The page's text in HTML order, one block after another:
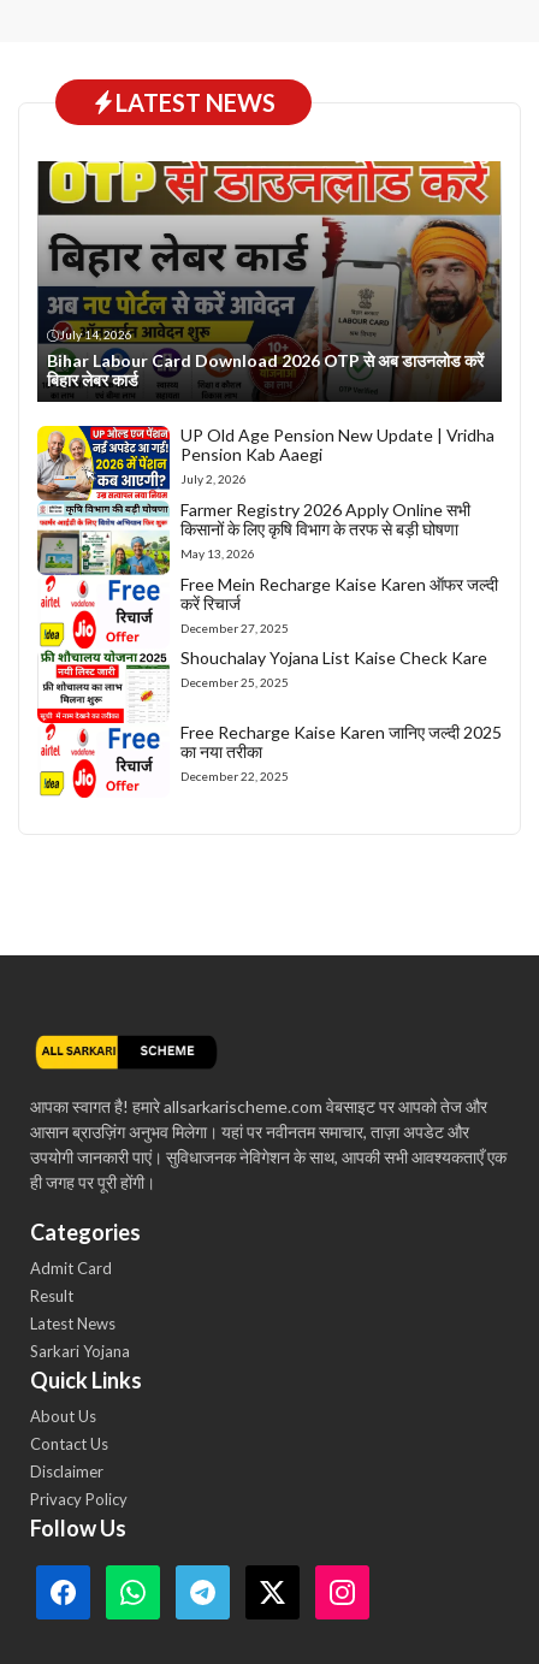
LATEST NEWS
July 14, 2026
Bihar Labour Card Download 2026 OTP से अब डाउनलोड करें
बिहार लेबर कार्ड
UP Old Age Pension New Update | Vridha
Pension Kab Aaegi
July 2, 2026
Farmer Registry 2026 Apply Online सभी
किसानों के लिए कृषि विभाग के तरफ से बड़ी घोषणा
May 13, 2026
Free Mein Recharge Kaise Karen ऑफर जल्दी
करें रिचार्ज
December 27, 2025
Shouchalay Yojana List Kaise Check Kare
December 25, 2025
Free Recharge Kaise Karen जानिए जल्दी 2025
का नया तरीका
December 22, 2025
आपका स्वागत है! हमारे allsarkarischeme.com वेबसाइट पर आपको तेज और
आसान ब्राउज़िंग अनुभव मिलेगा। यहां पर नवीनतम समाचार, ताज़ा अपडेट और
उपयोगी जानकारी पाएं। सुविधाजनक नेविगेशन के साथ, आपकी सभी आवश्यकताएँ एक
ही जगह पर पूरी होंगी।
Categories
Admit Card
Result
Latest News
Sarkari Yojana
Quick Links
About Us
Contact Us
Disclaimer
Privacy Policy
Follow Us